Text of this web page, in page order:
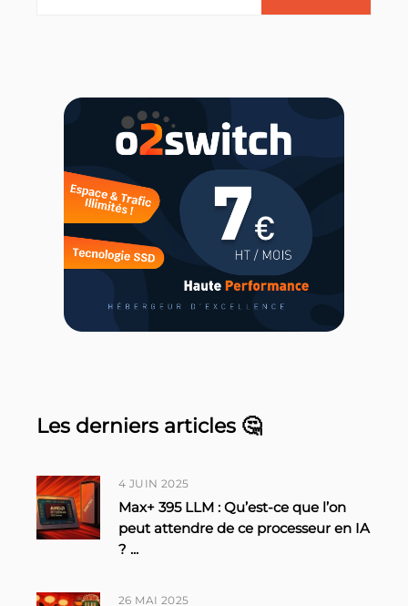
Les derniers articles 🤔
4 JUIN 2025
Max+ 395 LLM : Qu’est-ce que l’on
peut attendre de ce processeur en IA
? ...
26 MAI 2025